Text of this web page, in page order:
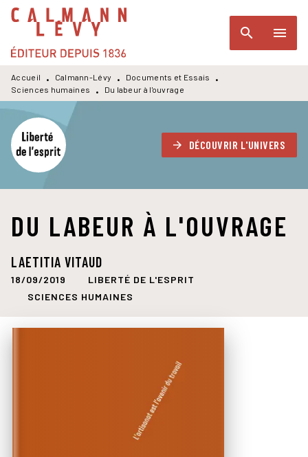
MENU RECHERCHE
PIED DE PAGE
search menu
Accueil • Calmann-Lévy • Documents et Essais
•
Sciences humaines
• Du labeur à l'ouvrage
arrow_forward DÉCOUVRIR L'UNIVERS
DU LABEUR À L'OUVRAGE
LAETITIA VITAUD
18/09/2019
LIBERTÉ DE L'ESPRIT
SCIENCES HUMAINES